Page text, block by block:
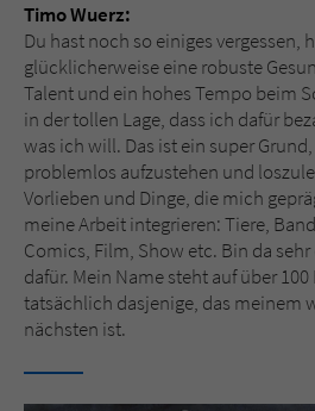
Timo Wuerz:
Du hast noch so einiges vergessen,
glücklicherweise eine robuste
Talent und ein hohes Tempo beim
in der tollen Lage, dass ich dafür
was ich will. Das ist ein super
problemlos aufzustehen und
Vorlieben und Dinge, die mich
meine Arbeit integrieren: Tiere,
Comics, Film, Show etc. Bin da
dafür. Mein Name steht auf über
tatsächlich dasjenige, das meinem
nächsten ist.